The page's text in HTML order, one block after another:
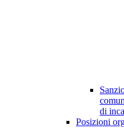
di
Posizioni